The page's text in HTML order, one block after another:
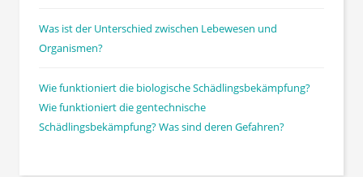
Was ist der Unterschied zwischen Lebewesen und
Organismen?
Wie funktioniert die biologische Schädlingsbekämpfung?
Wie funktioniert die gentechnische
Schädlingsbekämpfung? Was sind deren Gefahren?